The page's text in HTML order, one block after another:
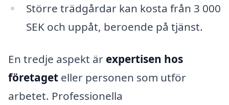
Större trädgårdar kan kosta från 3 000
SEK och uppåt, beroende på tjänst.
En tredje aspekt är expertisen hos
företaget eller personen som utför
arbetet. Professionella